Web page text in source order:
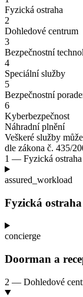
Fyzická ostraha
2
Dohledové centrum
3
Bezpečnostní
4
Speciální služby
5
Bezpečnostní
6
Kyberbezpečnost
Náhradní plnění
Veškeré služby
dle zákona č. 435/
1 — Fyzická ostraha
assured_workload
Fyzická
concierge
Doorman a
2 — Dohledové